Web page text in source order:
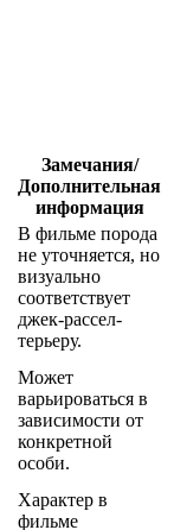
Замечания/
Дополнительная
информация
В фильме порода
не уточняется, но
визуально
соответствует
джек-рассел-
терьеру.
Может
варьироваться в
зависимости от
конкретной
особи.
Характер в
фильме